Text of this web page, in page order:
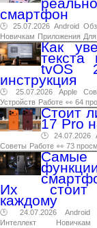
смартфон
🕑 25.07.2026 Android
Новичкам Приложения Для
Как
tvOS
инструкция
🕑 25.07.2026 Apple
Устройств Работе 👀 64
Стоит
17 Pro
🕑 24.07.2026
Советы Работе 👀 73
Их стоит
каждому
🕑 24.07.2026 Android
Интеллект
Новичкам